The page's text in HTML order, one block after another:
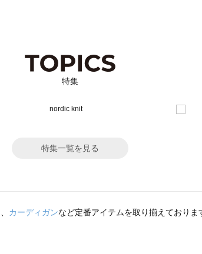
特集
特集一覧を見る
、 カーディガンなど定番アイテムを取り揃えておりま